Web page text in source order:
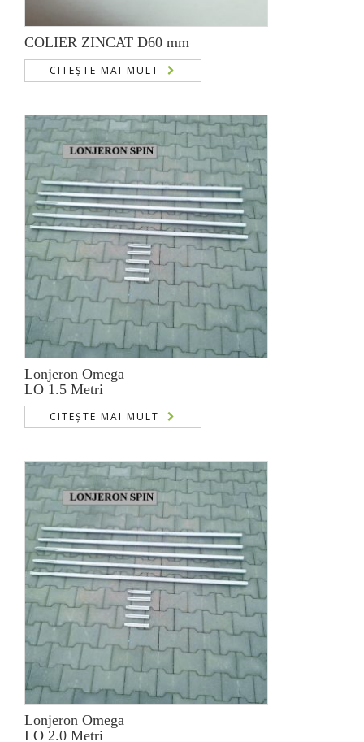
COLIER ZINCAT D60 mm
CITEȘTE MAI MULT
Lonjeron Omega
LO 1.5 Metri
CITEȘTE MAI MULT
Lonjeron Omega
LO 2.0 Metri